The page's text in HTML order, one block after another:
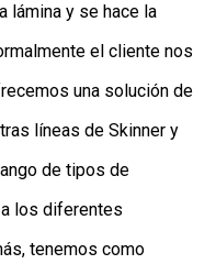
lámina y se hace la
el cliente nos
una solución de
líneas de Skinner y
de tipos de
los diferentes
tenemos como